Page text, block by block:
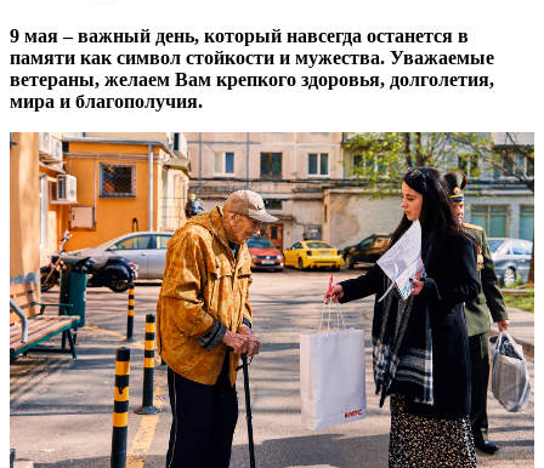
9 мая – важный день, который навсегда останется в
памяти как символ стойкости и мужества. Уважаемые
ветераны, желаем Вам крепкого здоровья, долголетия,
мира и благополучия.